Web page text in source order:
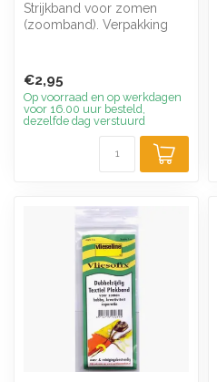
Strijkband voor zomen
(zoomband). Verpakking
€2,95
Op voorraad en op werkdagen
voor 16.00 uur besteld,
dezelfde dag verstuurd